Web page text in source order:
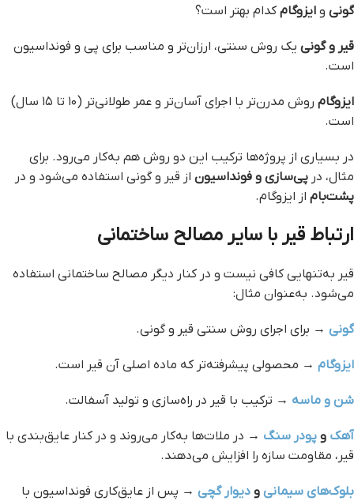
گونی و ایزوگامکدام بهتر است؟
قیر و گونی یک روش سنتی، ارزان‌تر و مناسب برای پی و فونداسیون
است.
ایزوگام
روش مدرن‌تر با اجرای آسان‌تر و عمر طولانی‌تر (۱۰ تا ۱۵ سال)
است.
در بسیاری از پروژه‌ها ترکیب این دو روش هم به‌کار می‌رود. برای
مثال، در پی‌سازی و فونداسیون از قیر و گونی استفاده می‌شود و در
پشت‌بام از ایزوگام.
ارتباط قیر با سایر مصالح ساختمانی
قیر به‌تنهایی کافی نیست و در کنار دیگر مصالح ساختمانی استفاده
می‌شود. به‌عنوان مثال:
گونی → برای اجرای روش سنتی قیر و گونی.
ایزوگام → محصولی پیشرفته‌تر که ماده اصلی آن قیر است.
شن و ماسه → ترکیب با قیر در راه‌سازی و تولید آسفالت.
آهک و پودر سنگ → در ملات‌ها به‌کار می‌روند و در کنار عایق‌بندی با
قیر، مقاومت سازه را افزایش می‌دهند.
بلوک‌های سیمانی و دیوار گچی → پس از عایق‌کاری فونداسیون با